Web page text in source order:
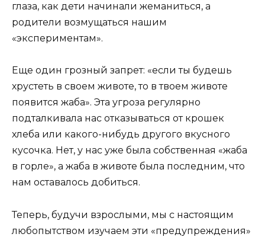
глаза, как дети начинали жеманиться, а
родители возмущаться нашим
«экспериментам».
Еще один грозный запрет: «если ты будешь
хрустеть в своем животе, то в твоем животе
появится жаба». Эта угроза регулярно
подталкивала нас отказываться от крошек
хлеба или какого-нибудь другого вкусного
кусочка. Нет, у нас уже была собственная «жаба
в горле», а жаба в животе была последним, что
нам оставалось добиться.
Теперь, будучи взрослыми, мы с настоящим
любопытством изучаем эти «предупреждения»